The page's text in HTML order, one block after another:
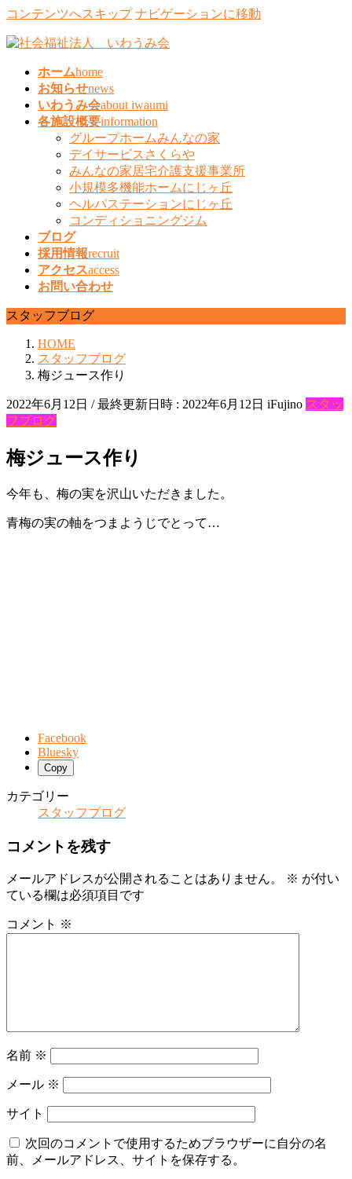
コンテンツへスキップ ナビゲーションに移動
ホームhome
お知らせnews
いわうみ会about iwaumi
各施設概要information
グループホームみんなの家
デイサービスさくらや
みんなの家居宅介護支援事業所
小規模多機能ホームにじヶ丘
ヘルパステーションにじヶ丘
コンディショニングジム
ブログ
採用情報recruit
アクセスaccess
お問い合わせ
スタッフブログ
HOME
スタッフブログ
梅ジュース作り
2022年6月12日 / 最終更新日時 : 2022年6月12日 iFujino スタッ
フブログ
梅ジュース作り
今年も、梅の実を沢山いただきました。
青梅の実の軸をつまようじでとって…
Facebook
Bluesky
Copy
カテゴリー
スタッフブログ
コメントを残す
メールアドレスが公開されることはありません。 ※ が付い
ている欄は必須項目です
コメント ※
名前 ※
メール ※
サイト
次回のコメントで使用するためブラウザーに自分の名
前、メールアドレス、サイトを保存する。